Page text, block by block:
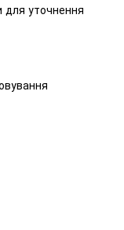
для уточнення